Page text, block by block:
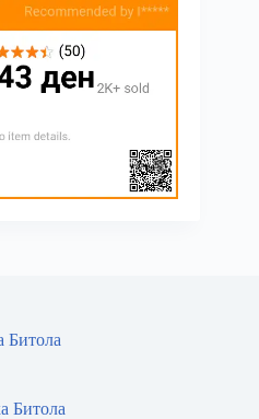
Битола
Битола